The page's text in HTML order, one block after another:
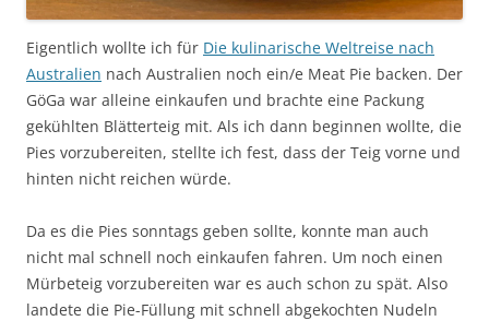
Eigentlich wollte ich für Die kulinarische Weltreise nach
Australien nach Australien noch ein/e Meat Pie backen. Der
GöGa war alleine einkaufen und brachte eine Packung
gekühlten Blätterteig mit. Als ich dann beginnen wollte, die
Pies vorzubereiten, stellte ich fest, dass der Teig vorne und
hinten nicht reichen würde.
Da es die Pies sonntags geben sollte, konnte man auch
nicht mal schnell noch einkaufen fahren. Um noch einen
Mürbeteig vorzubereiten war es auch schon zu spät. Also
landete die Pie-Füllung mit schnell abgekochten Nudeln